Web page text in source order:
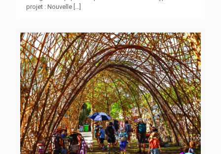
projet : Nouvelle […]